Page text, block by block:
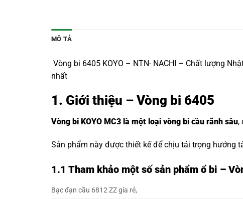
MÔ TẢ
Vòng bi 6405 KOYO – NTN- NACHI – Chất lượng
nhất
1. Giới thiệu – Vòng bi 6405
Vòng bi KOYO MC3 là một loại vòng bi cầu rãnh sâu,
Sản phẩm này được thiết kế để chịu tải trọng hướng
1.1 Tham khảo một số sản phẩm ổ bi –
Bạc đạn cầu 6812 ZZ gía rẻ,